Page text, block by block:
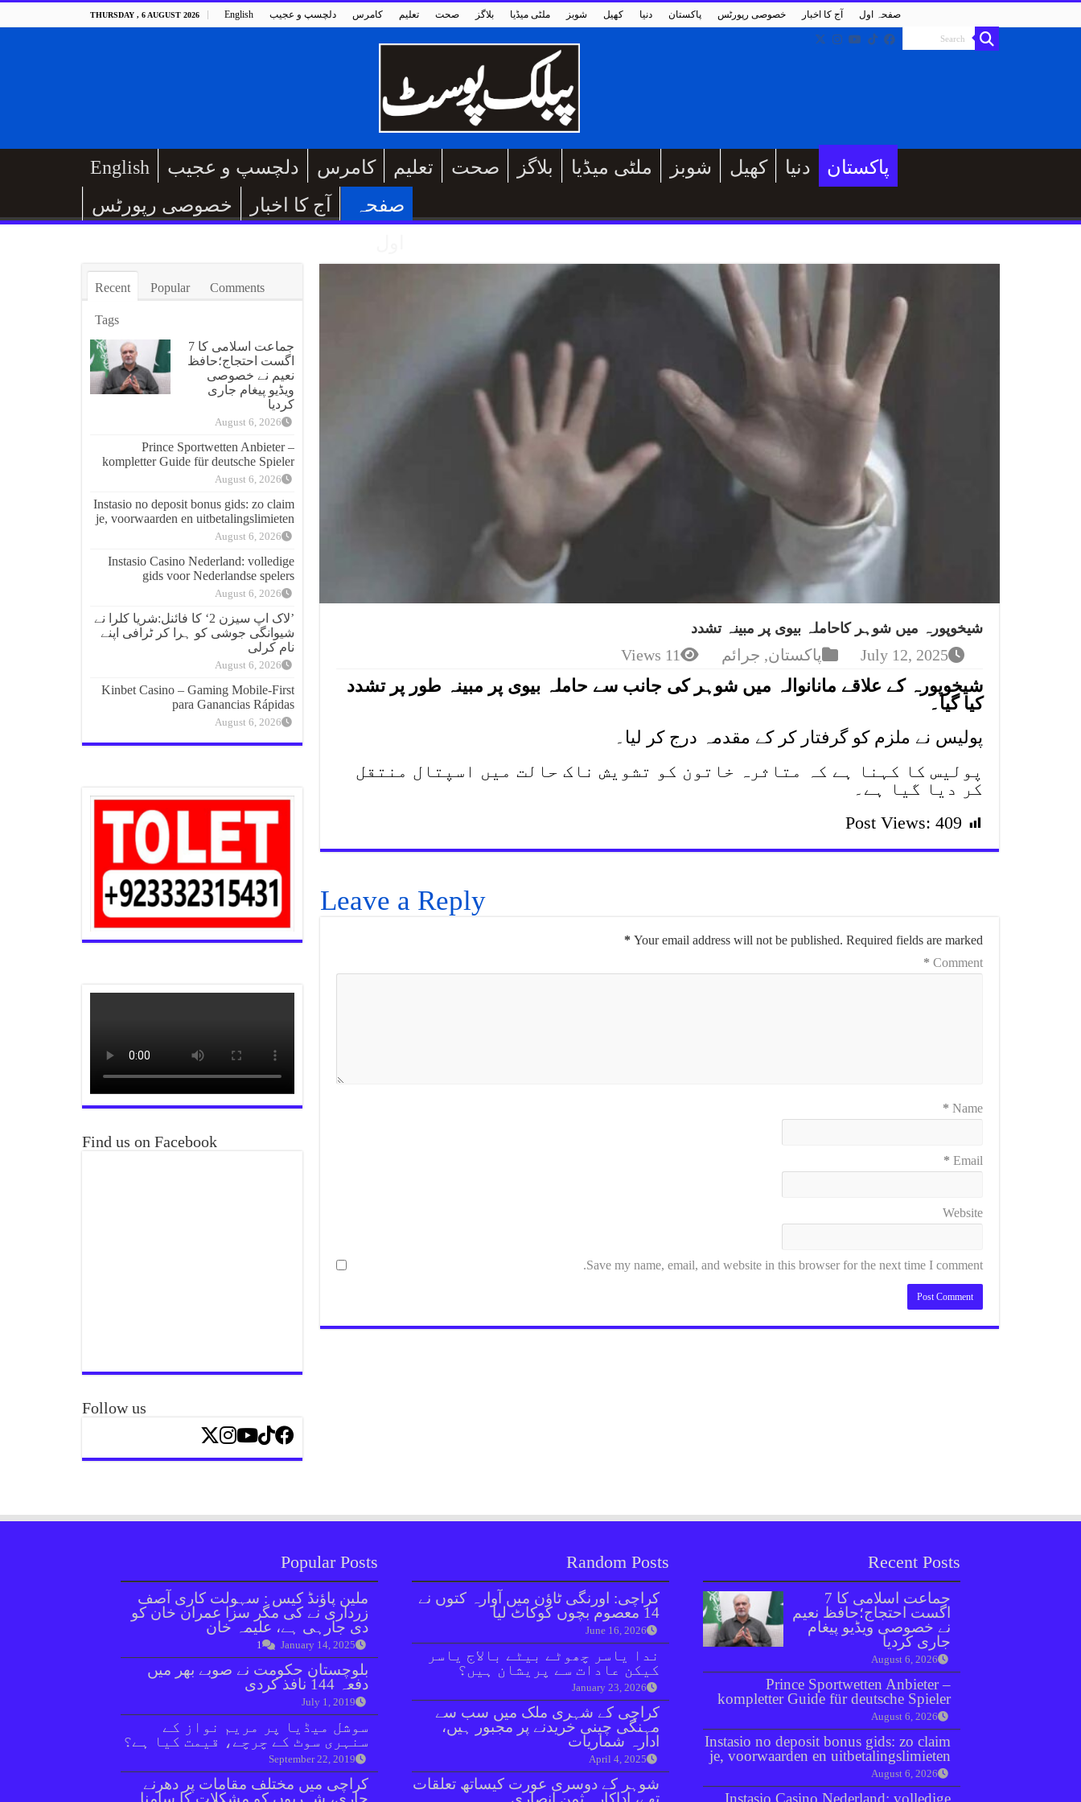
THURSDAY , 6 AUGUST 2026 English دلچسپ و عجیب کامرس تعلیم صحت بلاگز ملٹی میڈیا شوبز کھیل دنیا پاکستان خصوصی رپورٹس آج کا اخبار صفحہ اول
English دلچسپ و عجیب کامرس تعلیم صحت بلاگز ملٹی میڈیا شوبز کھیل دنیا
پاکستان
خصوصی رپورٹس
آج کا اخبار
صفحہ
شیخوپورہ میں شوہر کاحاملہ بیوی پر مبینہ تشدد
July 12, 2025 پاکستان, جرائم 11 Views
شیخوپورہ کے علاقے مانانوالہ میں شوہر کی جانب سے حاملہ بیوی پر مبینہ طور پر تشدد
کیا گیا۔
پولیس نے ملزم کو گرفتار کر کے مقدمہ درج کر لیا۔
پولیس کا کہنا ہے کہ متاثرہ خاتون کو تشویش ناک حالت میں اسپتال منتقل
کر دیا گیا ہے۔
Post Views: 409
Leave a Reply
Your email address will not be published. Required fields are marked
*
Comment
*
Name
*
Email
*
Website
Save my name, email, and website in this browser for the next time I comment.
Recent Popular Comments
Tags
جماعت اسلامی کا 7
اگست احتجاج؛حافظ
نعیم نے خصوصی
ویڈیو پیغام جاری
کردیا
August 6, 2026
Prince Sportwetten Anbieter –
kompletter Guide für deutsche Spieler
August 6, 2026
Instasio no deposit bonus gids: zo claim
je, voorwaarden en uitbetalingslimieten
August 6, 2026
Instasio Casino Nederland: volledige
gids voor Nederlandse spelers
August 6, 2026
’لاک اپ سیزن 2‘ کا فائنل:شریا کلرا نے
شیوانگی جوشی کو ہرا کر ٹرافی اپنے
نام کرلی
August 6, 2026
Kinbet Casino – Gaming Mobile‑First
para Ganancias Rápidas
August 6, 2026
Find us on Facebook
Follow us
Popular Posts
ملین پاؤنڈ کیس : سہولت کاری آصف
زرداری نے کی مگر سزا عمران خان کو
دی جارہی ہے، علیمہ خان
January 14, 2025
1
بلوچستان حکومت نے صوبے بھر میں
دفعہ 144 نافذ کردی
July 1, 2019
سوشل میڈیا پر مریم نواز کے
سنہری سوٹ کے چرچے، قیمت کیا ہے؟
September 22, 2019
کراچی میں مختلف مقامات پر دھرنے
Random Posts
کراچی: اورنگی ٹاؤن میں آوارہ کتوں نے
14 معصوم بچوں کوکاٹ لیا
June 16, 2026
ندا یاسر چھوٹے بیٹے بالاج یاسر
کیکن عادات سے پریشان ہیں؟
January 23, 2026
کراچی کے شہری ملک میں سب سے
مہنگی چینی خریدنے پر مجبور ہیں،
ادارہ شماریات
April 4, 2025
شوہر کے دوسری عورت کیساتھ تعلقات
Recent Posts
جماعت اسلامی کا 7
اگست احتجاج؛حافظ نعیم
نے خصوصی ویڈیو پیغام
جاری کردیا
August 6, 2026
Prince Sportwetten Anbieter –
kompletter Guide für deutsche Spieler
August 6, 2026
Instasio no deposit bonus gids: zo claim
je, voorwaarden en uitbetalingslimieten
August 6, 2026